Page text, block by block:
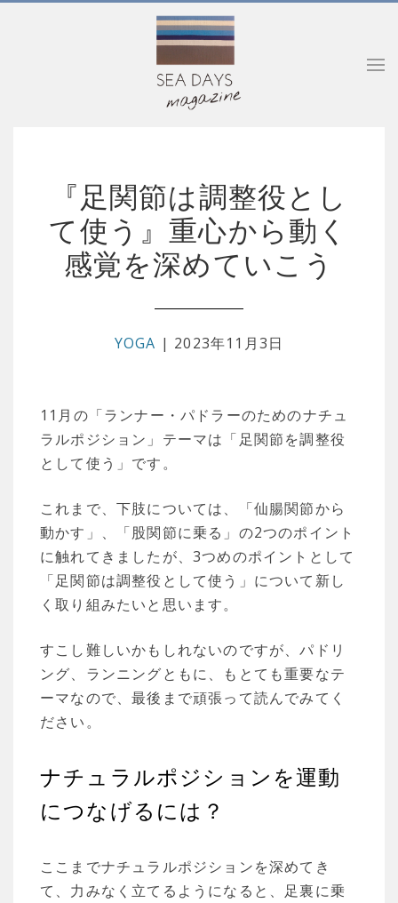
『足関節は調整役とし
て使う』重心から動く
感覚を深めていこう
YOGA | 2023年11月3日
11月の「ランナー・パドラーのためのナチュ
ラルポジション」テーマは「足関節を調整役
として使う」です。
これまで、下肢については、「仙腸関節から
動かす」、「股関節に乗る」の2つのポイント
に触れてきましたが、3つめのポイントとして
「足関節は調整役として使う」について新し
く取り組みたいと思います。
すこし難しいかもしれないのですが、パドリ
ング、ランニングともに、もとても重要なテ
ーマなので、最後まで頑張って読んでみてく
ださい。
ナチュラルポジションを運動
につなげるには？
ここまでナチュラルポジションを深めてき
て、力みなく立てるようになると、足裏に乗